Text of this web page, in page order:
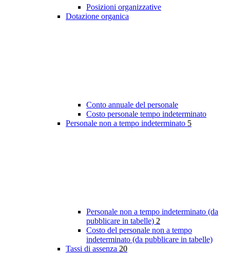
Posizioni organizzative
Dotazione organica
Conto annuale del personale
Costo personale tempo indeterminato
Personale non a tempo indeterminato 5
Personale non a tempo indeterminato (da
pubblicare in tabelle) 2
Costo del personale non a tempo
indeterminato (da pubblicare in tabelle)
Tassi di assenza 20